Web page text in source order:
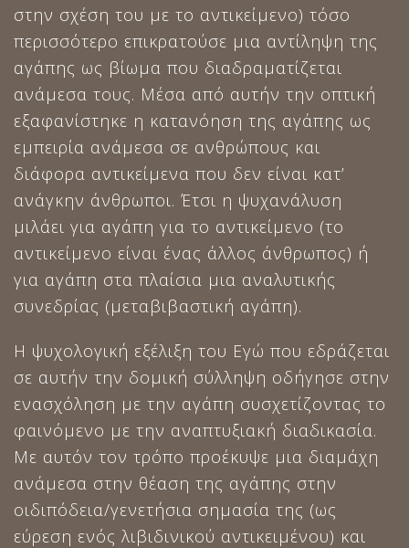
στην σχέση του με το αντικείμενο) τόσο
περισσότερο επικρατούσε μια αντίληψη της
αγάπης ως βίωμα που διαδραματίζεται
ανάμεσα τους. Μέσα από αυτήν την οπτική
εξαφανίστηκε η κατανόηση της αγάπης ως
εμπειρία ανάμεσα σε ανθρώπους και
διάφορα αντικείμενα που δεν είναι κατ’
ανάγκην άνθρωποι. Έτσι η ψυχανάλυση
μιλάει για αγάπη για το αντικείμενο (το
αντικείμενο είναι ένας άλλος άνθρωπος) ή
για αγάπη στα πλαίσια μια αναλυτικής
συνεδρίας (μεταβιβαστική αγάπη).
Η ψυχολογική εξέλιξη του Εγώ που εδράζεται
σε αυτήν την δομική σύλληψη οδήγησε στην
ενασχόληση με την αγάπη συσχετίζοντας το
φαινόμενο με την αναπτυξιακή διαδικασία.
Με αυτόν τον τρόπο προέκυψε μια διαμάχη
ανάμεσα στην θέαση της αγάπης στην
οιδιπόδεια/γενετήσια σημασία της (ως
εύρεση ενός λιβιδινικού αντικειμένου) και